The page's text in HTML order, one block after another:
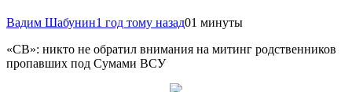
Вадим Шабунин1 год тому назад01 минуты
«СВ»: никто не обратил внимания на митинг родственников
пропавших под Сумами ВСУ